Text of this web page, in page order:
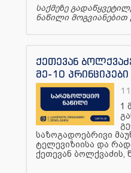
საქმეზე
ნაწილი მოგვიანებით
ქეთევან
მე-10
1
საზოგადოებრივი
ტელევიზიისა და
ქეთევან ბოლქვაძის,